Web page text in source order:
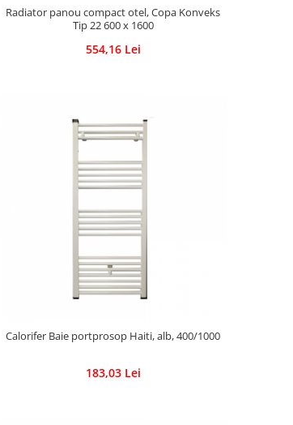
Radiator panou compact otel, Copa Konveks
Tip 22 600 x 1600
554,16 Lei
Calorifer Baie portprosop Haiti, alb, 400/1000
183,03 Lei